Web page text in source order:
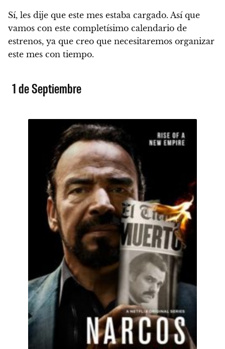
Sí, les dije que este mes estaba cargado. Así que
vamos con este completísimo calendario de
estrenos, ya que creo que necesitaremos organizar
este mes con tiempo.
1 de Septiembre